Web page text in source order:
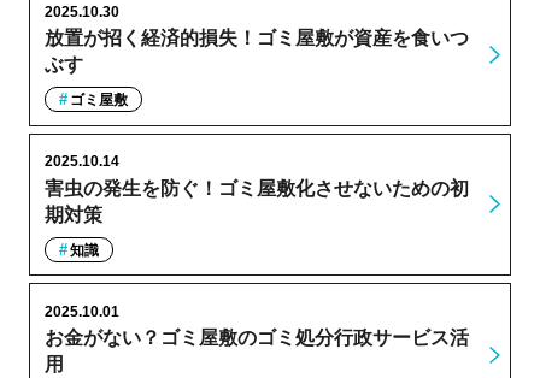
放置が招く経済的損失！ゴミ屋敷が資産を食いつ
ぶす
2025.10.30
ゴミ屋敷
害虫の発生を防ぐ！ゴミ屋敷化させないための初
期対策
2025.10.14
知識
お金がない？ゴミ屋敷のゴミ処分行政サービス活
用
2025.10.01